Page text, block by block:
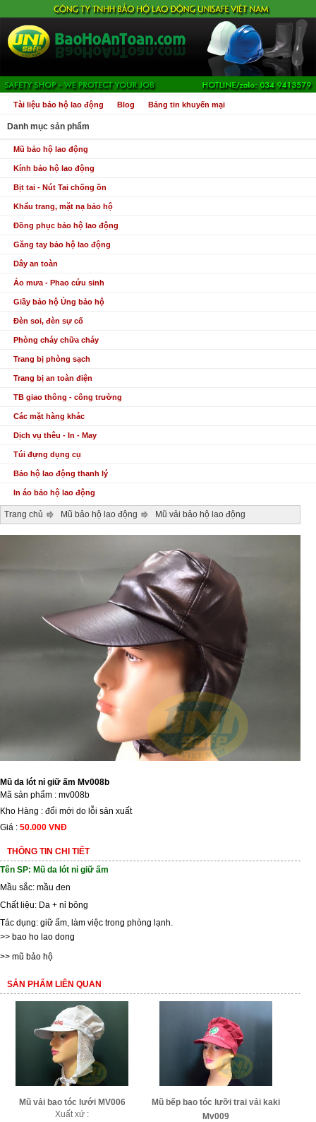
Tài liệu bảo hộ lao động Blog Bảng tin khuyến mại
Danh mục sản phẩm
Mũ bảo hộ lao động
Kính bảo hộ lao động
Bịt tai - Nút Tai chống ồn
Khẩu trang, mặt nạ bảo hộ
Đồng phục bảo hộ lao động
Găng tay bảo hộ lao động
Dây an toàn
Áo mưa - Phao cứu sinh
Giầy bảo hộ Ủng bảo hộ
Đèn soi, đèn sự cố
Phòng cháy chữa cháy
Trang bị phòng sạch
Trang bị an toàn điện
TB giao thông - công trường
Các mặt hàng khác
Dịch vụ thêu - In - May
Túi đựng dụng cụ
Bảo hộ lao động thanh lý
In áo bảo hộ lao động
Trang chủ Mũ bảo hộ lao động Mũ vải bảo hộ lao động
Mũ da lót nỉ giữ ấm Mv008b
Mã sản phẩm : mv008b
Kho Hàng : đổi mới do lỗi sản xuất
Giá : 50.000 VNĐ
THÔNG TIN CHI TIẾT
Tên SP: Mũ da lót nỉ giữ ấm
Mầu sắc: mầu đen
Chất liệu: Da + nỉ bông
Tác dụng: giữ ấm, làm việc trong phòng lạnh.
>> bao ho lao dong
>> mũ bảo hộ
SẢN PHẨM LIÊN QUAN
Mũ vải bao tóc lưới MV006
Xuất xứ :
Mũ bếp bao tóc lưỡi trai vải kaki
Mv009